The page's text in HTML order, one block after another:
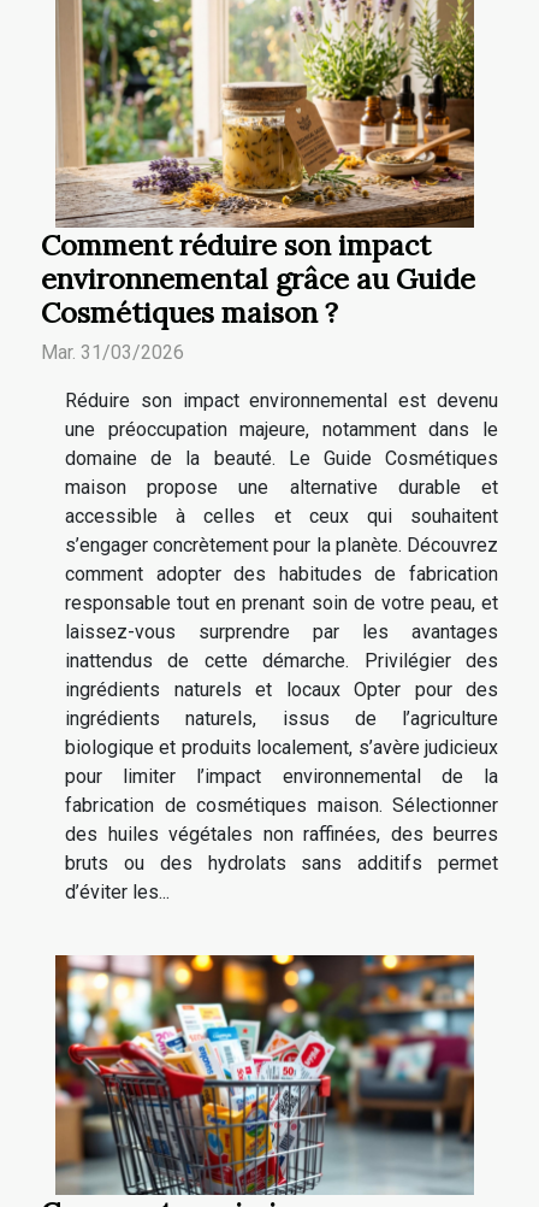
Comment réduire son impact
environnemental grâce au Guide
Cosmétiques maison ?
Mar. 31/03/2026
Réduire son impact environnemental est devenu
une préoccupation majeure, notamment dans le
domaine de la beauté. Le Guide Cosmétiques
maison propose une alternative durable et
accessible à celles et ceux qui souhaitent
s’engager concrètement pour la planète. Découvrez
comment adopter des habitudes de fabrication
responsable tout en prenant soin de votre peau, et
laissez-vous surprendre par les avantages
inattendus de cette démarche. Privilégier des
ingrédients naturels et locaux Opter pour des
ingrédients naturels, issus de l’agriculture
biologique et produits localement, s’avère judicieux
pour limiter l’impact environnemental de la
fabrication de cosmétiques maison. Sélectionner
des huiles végétales non raffinées, des beurres
bruts ou des hydrolats sans additifs permet
d’éviter les...